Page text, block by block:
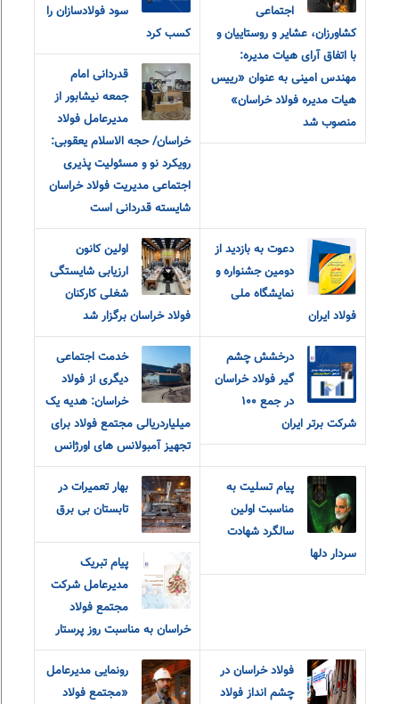
اجتماعی
کشاورزان، عشایر و روستاییان و
با اتفاق آرای هیات مدیره:
مهندس امینی به عنوان «رییس
هیات مدیره فولاد خراسان»
منصوب شد
سود فولادسازان را
کسب کرد
قدردانی امام
جمعه نیشابور از
مدیرعامل فولاد
خراسان/ حجه الاسلام یعقوبی:
رویکرد نو و مسئولیت پذیری
اجتماعی مدیریت فولاد خراسان
شایسته قدردانی است
دعوت به بازدید از
دومین جشنواره و
نمایشگاه ملی
فولاد ایران
اولین کانون
ارزیابی شایستگی
شغلی کارکنان
فولاد خراسان برگزار شد
درخشش چشم
گیر فولاد خراسان
در جمع ۱۰۰
شرکت برتر ایران
خدمت اجتماعی
دیگری از فولاد
خراسان: هدیه یک
میلیاردریالی مجتمع فولاد برای
تجهیز آمبولانس های اورژانس
پیام تسلیت به
مناسبت اولین
سالگرد شهادت
سردار دلها
بهار تعمیرات در
تابستان بی برق
پیام تبریک
مدیرعامل شرکت
مجتمع فولاد
خراسان به مناسبت روز پرستار
فولاد خراسان در
چشم انداز فولاد
رونمایی مدیرعامل
«مجتمع فولاد